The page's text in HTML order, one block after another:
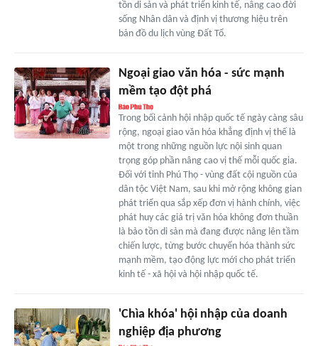
tồn di sản và phát triển kinh tế, nâng cao đời
sống Nhân dân và định vị thương hiệu trên
bản đồ du lịch vùng Đất Tổ.
Ngoại giao văn hóa - sức mạnh
mềm tạo đột phá
Trong bối cảnh hội nhập quốc tế ngày càng sâu
rộng, ngoại giao văn hóa khẳng định vị thế là
một trong những nguồn lực nội sinh quan
trọng góp phần nâng cao vị thế mỗi quốc gia.
Đối với tỉnh Phú Thọ - vùng đất cội nguồn của
dân tộc Việt Nam, sau khi mở rộng không gian
phát triển qua sắp xếp đơn vị hành chính, việc
phát huy các giá trị văn hóa không đơn thuần
là bảo tồn di sản mà đang được nâng lên tầm
chiến lược, từng bước chuyển hóa thành sức
mạnh mềm, tạo động lực mới cho phát triển
kinh tế - xã hội và hội nhập quốc tế.
'Chìa khóa' hội nhập của doanh
nghiệp địa phương